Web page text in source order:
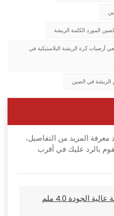
المورد الكلمة الريشة
أرضيات كرة الريشة البلاستيكية في
الريشة في الصين
معرفة المزيد من التفاصيل،
بالرد عليك في أقرب
أرضيات كرة الريشة عالية الجودة 4.0 ملم